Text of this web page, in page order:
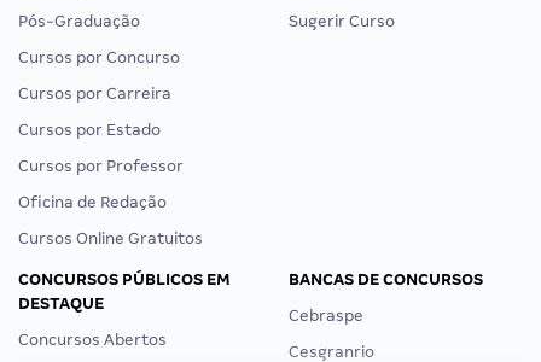
Pós-Graduação
Cursos por Concurso
Cursos por Carreira
Cursos por Estado
Cursos por Professor
Oficina de Redação
Cursos Online Gratuitos
Sugerir Curso
CONCURSOS PÚBLICOS EM
DESTAQUE
Concursos Abertos
BANCAS DE CONCURSOS
Cebraspe
Cesgranrio